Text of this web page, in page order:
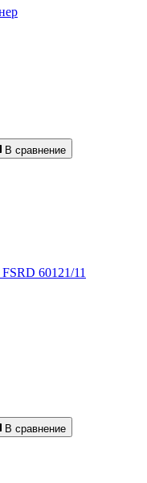
В сравнение
60121/11
В сравнение